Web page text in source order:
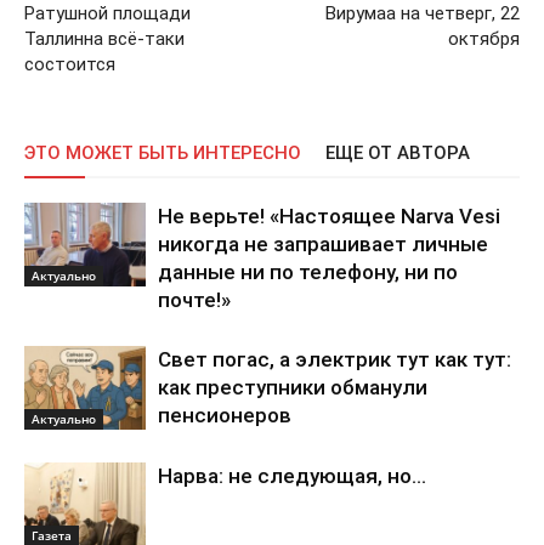
Ратушной площади
Таллинна всё-таки
состоится
Вирумаа на четверг, 22
октября
ЭТО МОЖЕТ БЫТЬ ИНТЕРЕСНО ЕЩЕ ОТ АВТОРА
Актуально
Не верьте! «Настоящее Narva Vesi
никогда не запрашивает личные
данные ни по телефону, ни по
почте!»
Актуально
Свет погас, а электрик тут как тут:
как преступники обманули
пенсионеров
Газета
Нарва: не следующая, но…